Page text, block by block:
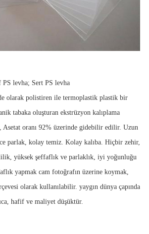
levha; Sert PS levha
olarak polistiren ile termoplastik plastik bir
tabaka oluşturan ekstrüzyon kalıplama
Asetat oranı 92% üzerinde gidebilir edilir. Uzun
parlak, kolay temiz. Kolay kalıba. Hiçbir zehir,
yüksek şeffaflık ve parlaklık, iyi yoğunluğu
yapmak cam fotoğrafın üzerine koymak,
olarak kullanılabilir. yaygın dünya çapında
hafif ve maliyet düşüktür.